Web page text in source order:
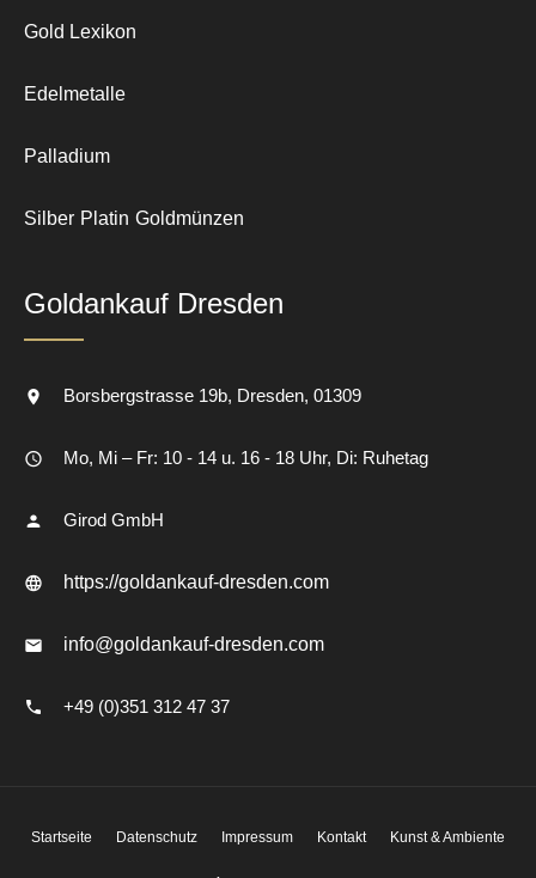
Gold Lexikon
Edelmetalle
Palladium
Silber Platin Goldmünzen
Goldankauf Dresden
Borsbergstrasse 19b Dresden 01309
Mo, Mi – Fr: 10 - 14 u. 16 - 18 Uhr, Di: Ruhetag
Girod GmbH
https://goldankauf-dresden.com
info@goldankauf-dresden.com
+49 (0)351 312 47 37
Startseite Datenschutz Impressum Kontakt Kunst & Ambiente